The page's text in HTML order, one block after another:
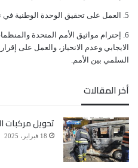
وقام بأخذ شهادتهم، أن
عديدة لتجنيد الصغار لعل
الاقتصادي المتدهور لدى
الذي تفرضه الميليشيات على
ﺍﻟﻌﻤﻞ ﻋﻠﻰ ﺗﺤﻘﻴﻖ ﺍﻟﻮﺣﺪﺓ ﺍﻟﻮﻃﻨﻴﺔ ﻓﻲ
ﺇﺣﺘﺮﺍﻡ ﻣﻮﺍﺛﻴﻖ الأﻣﻢ ﺍﻟﻤﺘﺤﺪﺓ
ﺍﻻﻳﺠﺎﺑﻲ ﻭﻋﺪﻡ ﺍﻻﻧﺤﻴﺎﺯ، ﻭﺍﻟﻌﻤﻞ ﻋﻠﻰ
ﺍﻟﺴﻠﻤﻲ ﺑﻴﻦ ﺍﻷﻣﻢ.
أخر المقالات
تحويل مركبات
18 فبراير، 2025